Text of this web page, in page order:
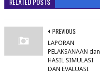
PREVIOUS
LAPORAN
PELAKSANAAN dan
HASIL SIMULASI
DAN EVALUASI